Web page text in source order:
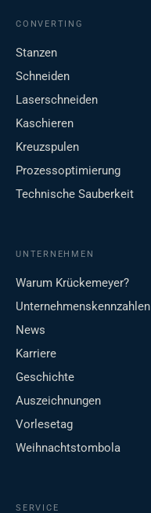
CONVERTING
Stanzen
Schneiden
Laserschneiden
Kaschieren
Kreuzspulen
Prozessoptimierung
Technische Sauberkeit
UNTERNEHMEN
Warum Krückemeyer?
Unternehmenskennzahlen
News
Karriere
Geschichte
Auszeichnungen
Vorlesetag
Weihnachtstombola
SERVICE